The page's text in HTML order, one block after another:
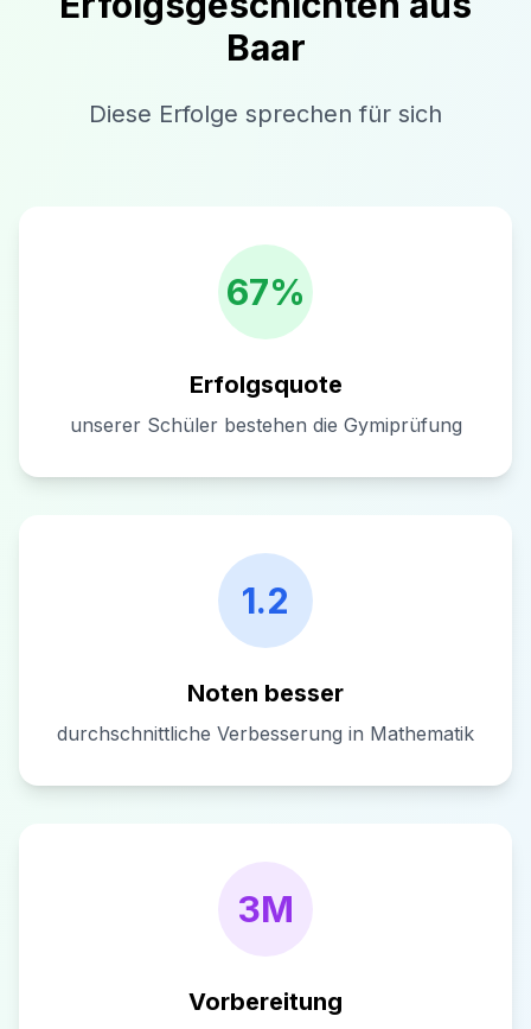
Baar
Diese Erfolge sprechen für sich
67%
Erfolgsquote
unserer Schüler bestehen die Gymiprüfung
1.2
Noten besser
durchschnittliche Verbesserung in Mathematik
3M
Vorbereitung